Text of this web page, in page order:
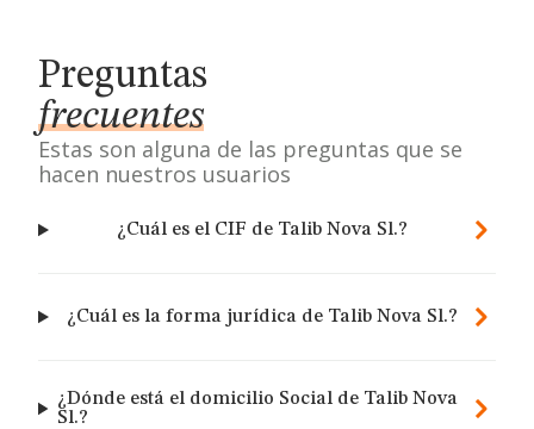
Preguntas
frecuentes
Estas son alguna de las preguntas que se
hacen nuestros usuarios
¿Cuál es el CIF de Talib Nova Sl.?
¿Cuál es la forma jurídica de Talib Nova Sl.?
¿Dónde está el domicilio Social de Talib Nova
Sl.?